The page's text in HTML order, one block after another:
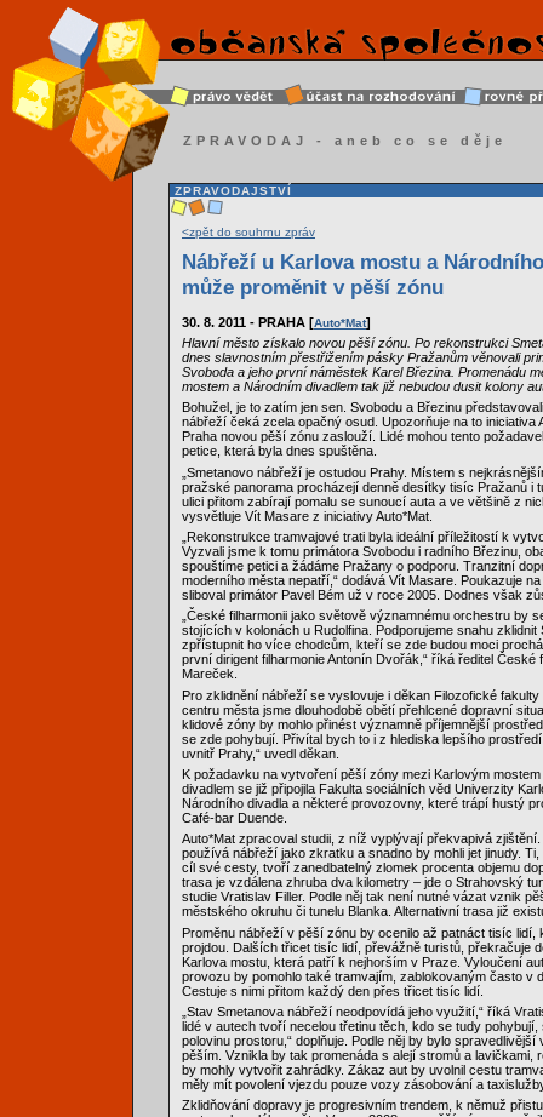
ZPRAVODAJ - aneb co se děje
ZPRAVODAJSTVÍ
<zpět do souhrnu zpráv
Nábřeží u Karlova mostu a
může proměnit v pěší zónu
30. 8. 2011 - PRAHA [Auto*Mat]
Hlavní město získalo novou pěší zónu. Po rekonstrukci
dnes slavnostním přestřižením pásky Pražanům věnovali
Svoboda a jeho první náměstek Karel Březina. Promenádu
mostem a Národním divadlem tak již nebudou dusit kolony
Bohužel, je to zatím jen sen. Svobodu a Březinu
nábřeží čeká zcela opačný osud. Upozorňuje na to iniciativa
Praha novou pěší zónu zaslouží. Lidé mohou tento
petice, která byla dnes spuštěna.
„Smetanovo nábřeží je ostudou Prahy. Místem s
pražské panorama procházejí denně desítky tisíc Pražanů i
ulici přitom zabírají pomalu se sunoucí auta a ve většině z
vysvětluje Vít Masare z iniciativy Auto*Mat.
„Rekonstrukce tramvajové trati byla ideální příležitostí k
Vyzvali jsme k tomu primátora Svobodu i radního Březinu,
spouštíme petici a žádáme Pražany o podporu. Tranzitní
moderního města nepatří,“ dodává Vít Masare. Poukazuje
sliboval primátor Pavel Bém už v roce 2005. Dodnes však
„České filharmonii jako světově významnému orchestru by
stojících v kolonách u Rudolfina. Podporujeme snahu zklidnit
zpřístupnit ho více chodcům, kteří se zde budou moci
první dirigent filharmonie Antonín Dvořák,“ říká ředitel České
Mareček.
Pro zklidnění nábřeží se vyslovuje i děkan Filozofické fakulty
centru města jsme dlouhodobě obětí přehlcené dopravní
klidové zóny by mohlo přinést významně příjemnější
se zde pohybují. Přivítal bych to i z hlediska lepšího
uvnitř Prahy,“ uvedl děkan.
K požadavku na vytvoření pěší zóny mezi Karlovým
divadlem se již připojila Fakulta sociálních věd Univerzity
Národního divadla a některé provozovny, které trápí hustý
Café-bar Duende.
Auto*Mat zpracoval studii, z níž vyplývají překvapivá
používá nábřeží jako zkratku a snadno by mohli jet jinudy.
cíl své cesty, tvoří zanedbatelný zlomek procenta objemu
trasa je vzdálena zhruba dva kilometry – jde o Strahovský
studie Vratislav Filler. Podle něj tak není nutné vázat vznik
městského okruhu či tunelu Blanka. Alternativní trasa již
Proměnu nábřeží v pěší zónu by ocenilo až patnáct tisíc lidí,
projdou. Dalších třicet tisíc lidí, převážně turistů, překračuje
Karlova mostu, která patří k nejhorším v Praze. Vyloučení
provozu by pomohlo také tramvajím, zablokovaným často v
Cestuje s nimi přitom každý den přes třicet tisíc lidí.
„Stav Smetanova nábřeží neodpovídá jeho využití,“ říká
lidé v autech tvoří necelou třetinu těch, kdo se tudy pohybují,
polovinu prostoru,“ doplňuje. Podle něj by bylo spravedlivější
pěším. Vznikla by tak promenáda s alejí stromů a lavičkami,
by mohly vytvořit zahrádky. Zákaz aut by uvolnil cestu
měly mít povolení vjezdu pouze vozy zásobování a
Zklidňování dopravy je progresivním trendem, k němuž